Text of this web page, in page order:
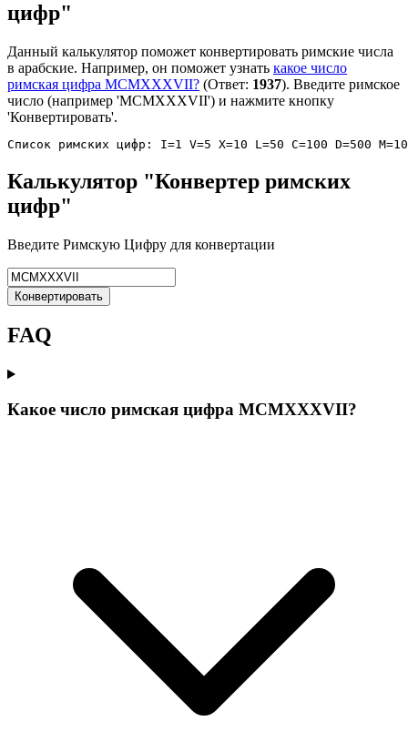
цифр"
Данный калькулятор поможет конвертировать римские числа
в арабские. Например, он поможет узнать какое число
римская цифра MCMXXXVII? (Ответ: 1937). Введите римское
число (например 'MCMXXXVII') и нажмите кнопку
'Конвертировать'.
Список римских цифр: I=1 V=5 X=10 L=50 C=100 D=500
Калькулятор "Конвертер римских
цифр"
Введите Римскую Цифру для конвертации
Конвертировать
FAQ
Какое число римская цифра MCMXXXVII?